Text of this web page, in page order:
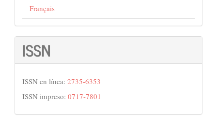
Français
ISSN
ISSN en línea: 2735-6353
ISSN impreso: 0717-7801